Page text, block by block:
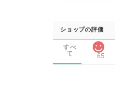
ショップの評価
すべ
て
65